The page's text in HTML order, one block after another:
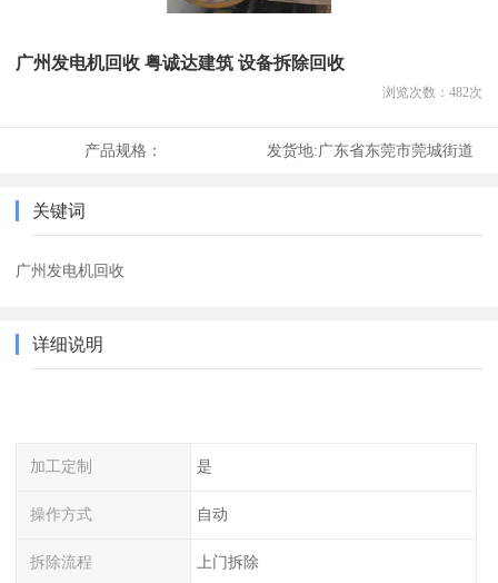
广州发电机回收 粤诚达建筑 设备拆除回收
浏览次数： 482次
产品规格： 发货地:广东省东莞市莞城街道
关键词
广州发电机回收
详细说明
加工定制 是
操作方式 自动
拆除流程 上门拆除